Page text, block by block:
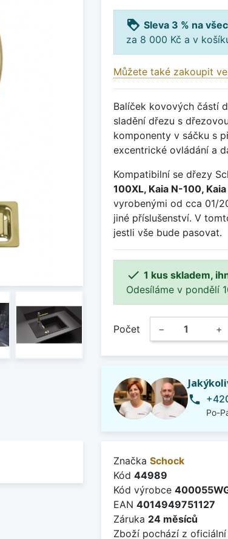
loyalty Sleva 3 % na
za 8 000 Kč a v
Můžete také zakoupit
Balíček kovových částí
sladění dřezu s
komponenty v sáčku s
excentrické ovládání a
Kompatibilní se dřezy
100XL, Kaia N-100,
vyrobenými od cca 01/
jiné příslušenství. V
jestli vše bude pasovat.
 1 kus skladem,
Odesíláme v pondělí
Počet − +
phone
Po-
Značka Schock
Kód 44989
Kód výrobce
EAN 4014949751127
Záruka 24 měsíců
Zboží pochází z